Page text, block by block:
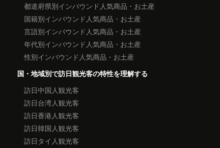
都道府県別インバウンド人気商品・お土産
国籍別インバウンド人気商品・お土産
言語別インバウンド人気商品・お土産
年代別インバウンド人気商品・お土産
性別インバウンド人気商品・お土産
国・地域別で訪日観光客の特性を理解する
訪日中国人観光客
訪日台湾人観光客
訪日香港人観光客
訪日韓国人観光客
訪日タイ人観光客